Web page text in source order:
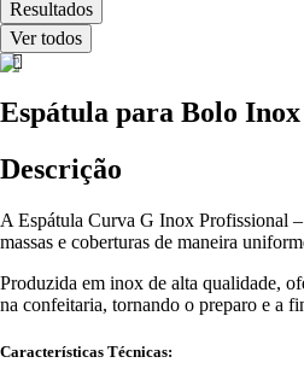
Resultados
Ver todos
Espátula para Bolo
Descrição
A Espátula Curva G Inox Profissional
massas e coberturas de maneira
Produzida em inox de alta qualidade,
na confeitaria, tornando o preparo e a
Características Técnicas: